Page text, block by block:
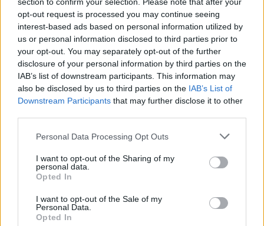
opt-out request is processed you may continue seeing
interest-based ads based on personal information utilized by
us or personal information disclosed to third parties prior to
your opt-out. You may separately opt-out of the further
disclosure of your personal information by third parties on the
IAB’s list of downstream participants. This information may
also be disclosed by us to third parties on the IAB’s List of
Downstream Participants that may further disclose it to other
Please note that this website/app uses one or more Google
not limited to your visit or usage behaviour. You may click to
grant or deny consent to Google and its third-party tags to
use your data for below specified purposes in below Google
consent section.
Personal Data Processing Opt Outs
I want to opt-out of the Sharing of my
personal data.
Opted In
I want to opt-out of the Sale of my
Personal Data.
Opted In
Notizie in tempo reale?
Entra nel canale telegram di
GalluraOggi.it
Inviaci le tue segnalazioni,
i tuoi video e le tue foto
Su WhatsApp al numero +39
345 356 7512
Ricevi le nostre ultime news